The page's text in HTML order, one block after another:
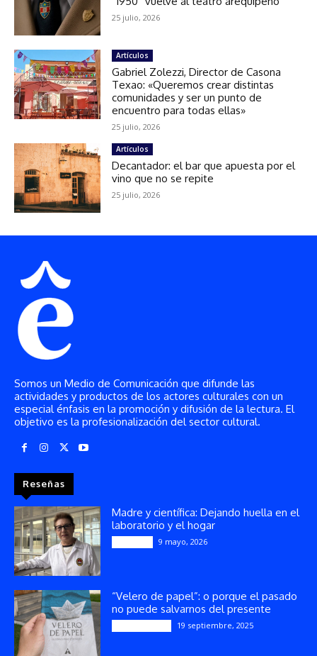
Somos un Medio de Comunicación que difunde las
actividades y productos de los actores culturales con un
especial énfasis en la promoción y difusión de la lectura. El
objetivo es la profesionalización del sector cultural.
Reseñas
Madre y científica: Dejando huella en el
laboratorio y el hogar
9 mayo, 2026
“Velero de papel”: o porque el pasado
no puede salvarnos del presente
19 septiembre, 2025